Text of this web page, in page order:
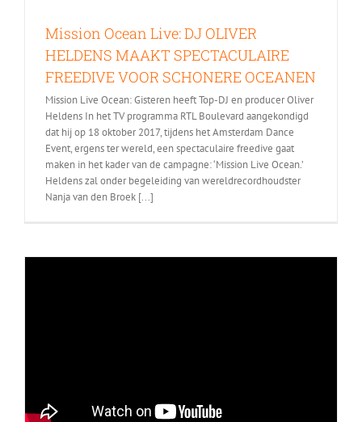
Mission Ocean Live: DJ OLIVER
HELDENS MAAKT SPECTACULAIRE
FREEDIVE VOOR SCHONERE OCEANEN
Mission Live Ocean: Gisteren heeft Top-DJ en producer Oliver
Heldens In het TV programma RTL Boulevard aangekondigd
dat hij op 18 oktober 2017, tijdens het Amsterdam Dance
Event, ergens ter wereld, een spectaculaire freedive gaat
maken in het kader van de campagne: ‘Mission Live Ocean.’
Heldens zal onder begeleiding van wereldrecordhoudster
Nanja van den Broek [...]